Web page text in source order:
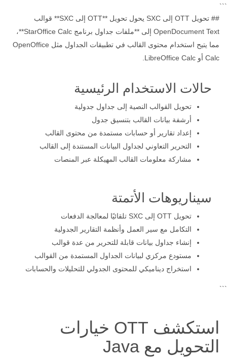
```
## تحويل OTT إلى SXC يحول تحويل **OTT إلى SXC** قوالب
OpenDocument Text إلى **ملفات جداول برنامج StarOffice Calc**،
مما يتيح استخدام محتوى القالب في تطبيقات الجداول مثل OpenOffice
Calc أو LibreOffice Calc.
حالات الاستخدام الرئيسية
تحويل القوالب النصية إلى جداول جدولية
أرشفة بيانات القالب بتنسيق جدول
إعداد تقارير أو حسابات مستمدة من محتوى القالب
التحرير التعاوني لجداول البيانات المستندة إلى القالب
مشاركة معلومات القالب المهيكلة عبر المنصات
سيناريوهات الأتمتة
تحويل OTT إلى SXC تلقائيًا لمعالجة الدفعات
التكامل مع سير العمل وأنظمة التقارير الجدولية
إنشاء جداول بيانات قابلة للتحرير من عدة قوالب
مستودع مركزي لبيانات الجداول المستمدة من القوالب
استخراج ديناميكي للمحتوى الجدولي للتحليلات والحسابات
```
استكشف OTT خيارات
التحويل مع Java